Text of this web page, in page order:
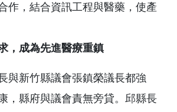
作，結合資訊工程與醫藥，使產
，成為先進醫療重鎮
與新竹縣議會張鎮榮議長都強
，縣府與議會責無旁貸。邱縣長